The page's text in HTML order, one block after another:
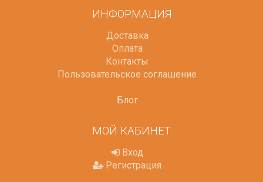
ИНФОРМАЦИЯ
Доставка
Оплата
Контакты
Пользовательское соглашение
Блог
МОЙ КАБИНЕТ
Вход
Регистрация